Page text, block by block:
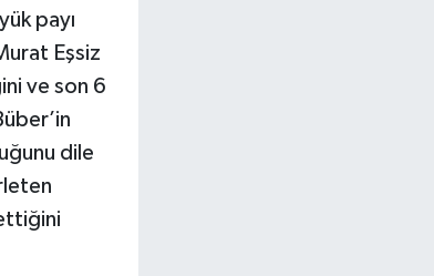
payı
Eşsiz
ve son 6
dile